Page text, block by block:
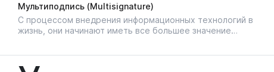
Мультиподпись (Multisignature)
С процессом внедрения информационных технологий в
жизнь, они начинают иметь все большее значение…